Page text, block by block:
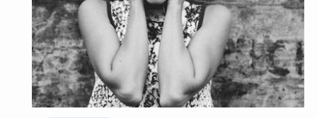
ます。…
2025年1月30日